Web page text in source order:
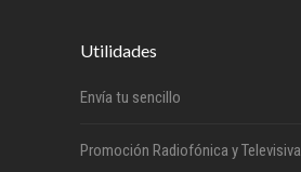
Utilidades
Envía tu sencillo
Promoción Radiofónica y Televisiva